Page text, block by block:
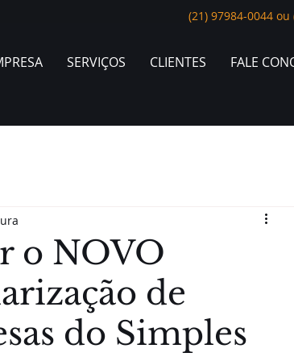
(21) 97984-0044 ou
SERVIÇOS CLIENTES FALE
o NOVO
de
do Simples